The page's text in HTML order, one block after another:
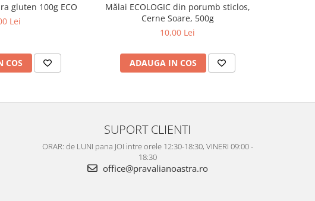
gluten 100g ECO
Lei
COS
Mălai ECOLOGIC din porumb sticlos,
Cerne Soare, 500g
10,00 Lei
ADAUGA IN COS
SUPORT CLIENTI
ORAR: de LUNI pana JOI intre orele 12:30-18:30, VINERI 09:00 -
18:30
office@pravalianoastra.ro